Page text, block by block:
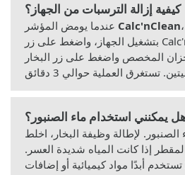
كيفية إزالة الترسبات من الجهاز؟
Calc'nClean، املأ الخزان بالماء، وقم
بتشغيل الجهاز، واضغط على زر Calc'nClean لمدة ثانيتين، ثم
المخصص واضغط على زر البخار
يمكنني استخدام ماء الصنبور؟
لإطالة وظيفة البخار، اخلط
إذا كانت المياه شديدة العسر.